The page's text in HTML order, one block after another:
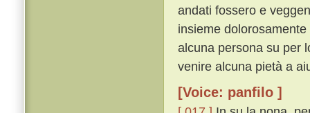
andati fossero e
insieme
alcuna persona su per
venire alcuna pietà a
[Voice: panfilo ]